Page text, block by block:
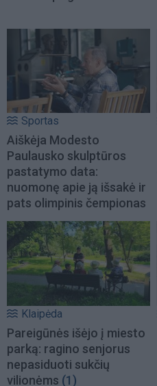
Sportas
Aiškėja Modesto
Paulausko skulptūros
pastatymo data:
nuomonę apie ją išsakė ir
pats olimpinis čempionas
Klaipėda
Pareigūnės išėjo į miesto
parką: ragino senjorus
nepasiduoti sukčių
vilionėms (1)